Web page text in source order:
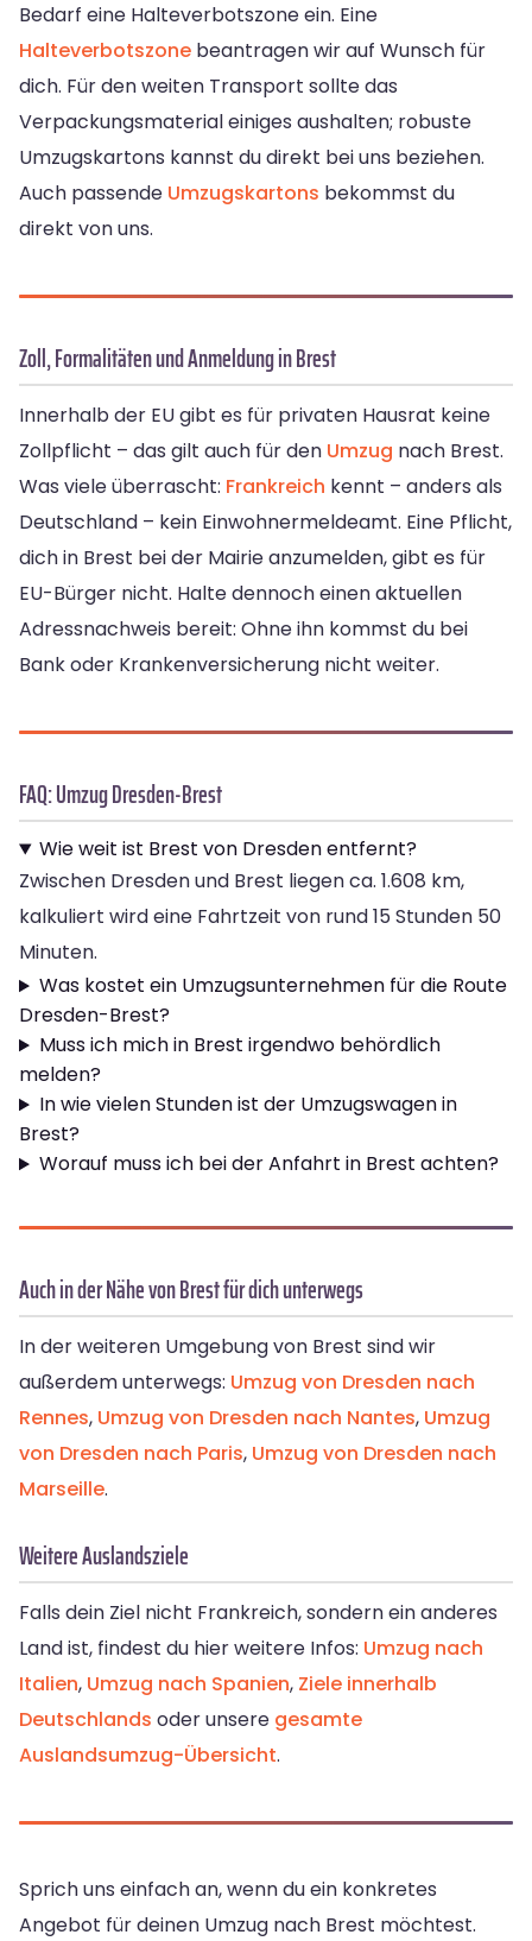
Bedarf eine Halteverbotszone ein. Eine
Halteverbotszone beantragen wir auf Wunsch für
dich. Für den weiten Transport sollte das
Verpackungsmaterial einiges aushalten; robuste
Umzugskartons kannst du direkt bei uns beziehen.
Auch passende Umzugskartons bekommst du
direkt von uns.
Zoll, Formalitäten und Anmeldung in Brest
Innerhalb der EU gibt es für privaten Hausrat keine
Zollpflicht – das gilt auch für den Umzug nach Brest.
Was viele überrascht: Frankreich kennt – anders als
Deutschland – kein Einwohnermeldeamt. Eine Pflicht,
dich in Brest bei der Mairie anzumelden, gibt es für
EU-Bürger nicht. Halte dennoch einen aktuellen
Adressnachweis bereit: Ohne ihn kommst du bei
Bank oder Krankenversicherung nicht weiter.
FAQ: Umzug Dresden-Brest
Wie weit ist Brest von Dresden entfernt?
Zwischen Dresden und Brest liegen ca. 1.608 km,
kalkuliert wird eine Fahrtzeit von rund 15 Stunden 50
Minuten.
Was kostet ein Umzugsunternehmen für die Route
Dresden-Brest?
Muss ich mich in Brest irgendwo behördlich
melden?
In wie vielen Stunden ist der Umzugswagen in
Brest?
Worauf muss ich bei der Anfahrt in Brest achten?
Auch in der Nähe von Brest für dich unterwegs
In der weiteren Umgebung von Brest sind wir
außerdem unterwegs: Umzug von Dresden nach
Rennes, Umzug von Dresden nach Nantes, Umzug
von Dresden nach Paris, Umzug von Dresden nach
Marseille.
Weitere Auslandsziele
Falls dein Ziel nicht Frankreich, sondern ein anderes
Land ist, findest du hier weitere Infos: Umzug nach
Italien, Umzug nach Spanien, Ziele innerhalb
Deutschlands oder unsere gesamte
Auslandsumzug-Übersicht.
Sprich uns einfach an, wenn du ein konkretes
Angebot für deinen Umzug nach Brest möchtest.